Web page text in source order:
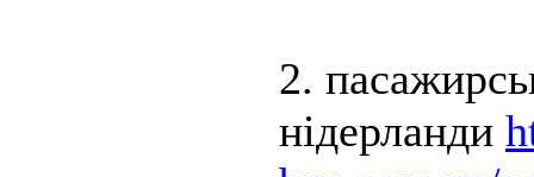
2.
нідерланди